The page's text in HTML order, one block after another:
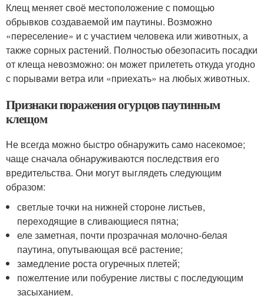
Клещ меняет своё местоположение с помощью
обрывков создаваемой им паутины. Возможно
«переселение» и с участием человека или животных, а
также сорных растений. Полностью обезопасить посадки
от клеща невозможно: он может прилететь откуда угодно
с порывами ветра или «приехать» на любых животных.
Признаки поражения огурцов паутинным
клещом
Не всегда можно быстро обнаружить само насекомое;
чаще сначала обнаруживаются последствия его
вредительства. Они могут выглядеть следующим
образом:
светлые точки на нижней стороне листьев,
переходящие в сливающиеся пятна;
еле заметная, почти прозрачная молочно-белая
паутина, опутывающая всё растение;
замедление роста огуречных плетей;
пожелтение или побурение листвы с последующим
засыханием.